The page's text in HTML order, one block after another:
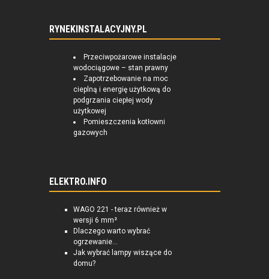
RYNEKINSTALACYJNY.PL
Przeciwpożarowe instalacje
wodociągowe – stan prawny
Zapotrzebowanie na moc
cieplną i energię użytkową do
podgrzania ciepłej wody
użytkowej
Pomieszczenia kotłowni
gazowych
ELEKTRO.INFO
WAGO 221 - teraz również w
wersji 6 mm²
Dlaczego warto wybrać
ogrzewanie...
Jak wybrać lampy wiszące do
domu?